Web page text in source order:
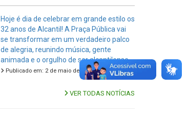
Hoje é dia de celebrar em grande estilo os
32 anos de Alcantil! A Praça Pública vai
se transformar em um verdadeiro palco
de alegria, reunindo música, gente
animada e o orgulho de ser alcantilense.
Publicado em: 2 de maio de 2026
VER TODAS NOTÍCIAS